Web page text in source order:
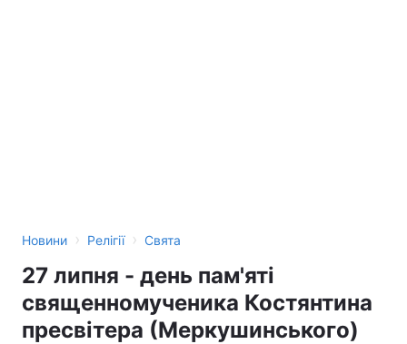
Новини › Релігії › Свята
27 липня - день пам'яті
священномученика Костянтина
пресвітера (Меркушинського)